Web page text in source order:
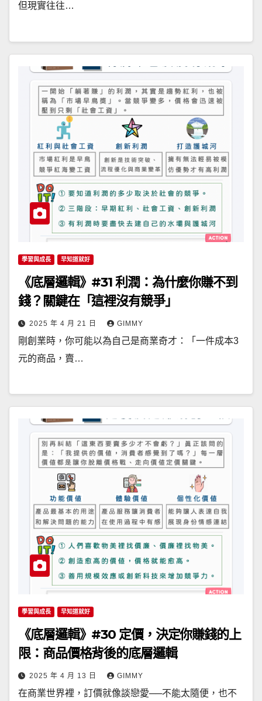
但現實往往…
學習與成長 早知道就好
《底層邏輯》#31 利潤：為什麼你賺不到
錢？關鍵在「這裡沒有競爭」
2025 年 4 月 21 日 GIMMY
剛創業時，你可能以為自己是商業奇才：「一件成本3
元的商品，賣…
學習與成長 早知道就好
《底層邏輯》#30 定價，決定你賺錢的上
限：商品價格背後的底層邏輯
2025 年 4 月 13 日 GIMMY
在商業世界裡，訂價就像談戀愛──不能太隨便，也不